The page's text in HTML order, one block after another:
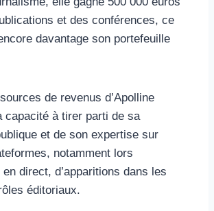
et des conférences, ce
davantage son portefeuille
de revenus d’Apolline
capacité à tirer parti de sa
et de son expertise sur
notamment lors
en direct, d’apparitions dans les
éditoriaux.